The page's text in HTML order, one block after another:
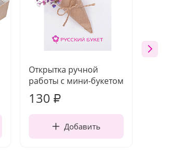
Открытка ручной
работы с мини-букетом
130 ₽
Добавить